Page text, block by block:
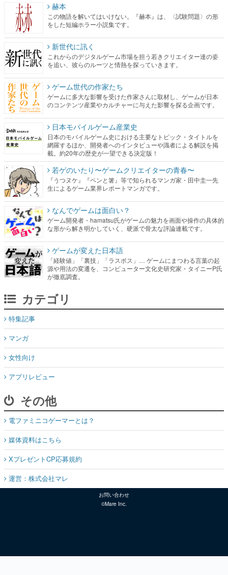
赫本
この物語を解いてはいけない。『赫本』は、〈試験問題〉の形
をした短編ホラー小説集です。
新世代に訊く
これからのデジタルゲーム市場を担う若きクリエイター達の姿
を追い、彼らのルーツと情熱を探っていきます。
ゲーム世代の作家たち
ゲームに多大な影響を受けた作家さんに取材し、ゲームが日本
のコンテンツ産業やカルチャーに与えた影響を探る企画です。
日本モバイルゲーム産業史
日本のモバイルゲーム史における主要なトピック・タイトルを
網羅するほか、開発者へのインタビューや識者による解説を掲
載。約20年の歴史が一望できる決定版！
若ゲのいたり〜ゲームクリエイターの青春〜
『うつヌケ』『ペンと箸』等で知られるマンガ家・田中圭一先
生によるゲーム業界レポートマンガです。
なんでゲームは面白い？
ゲーム開発者・hamatsu氏がゲームの魅力を画面や操作の具体的
な形から解き明かしていく、硬派で骨太な評論連載です。
ゲームが変えた日本語
「経験値」「裏技」「ラスボス」… ゲームにまつわる言葉の起
源や用法の変遷を、コンピューター文化史研究家・タイニーP氏
が徹底調査。
カテゴリ
特集記事
マンガ
女性向け
アプリレビュー
その他
電ファミニコゲーマーとは？
媒体資料はこちら
XプレゼントCP応募規約
運営：株式会社マレ
お問い合わせ
©Mare Inc.